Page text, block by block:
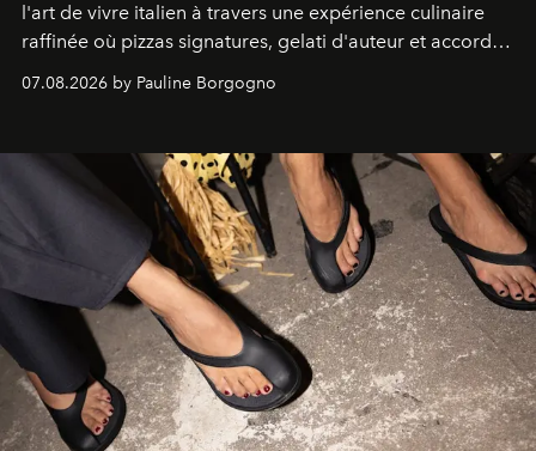
l'art de vivre italien à travers une expérience culinaire
raffinée où pizzas signatures, gelati d'auteur et accords
d'exception composent un véritable voyage sensoriel.
07.08.2026 by Pauline Borgogno